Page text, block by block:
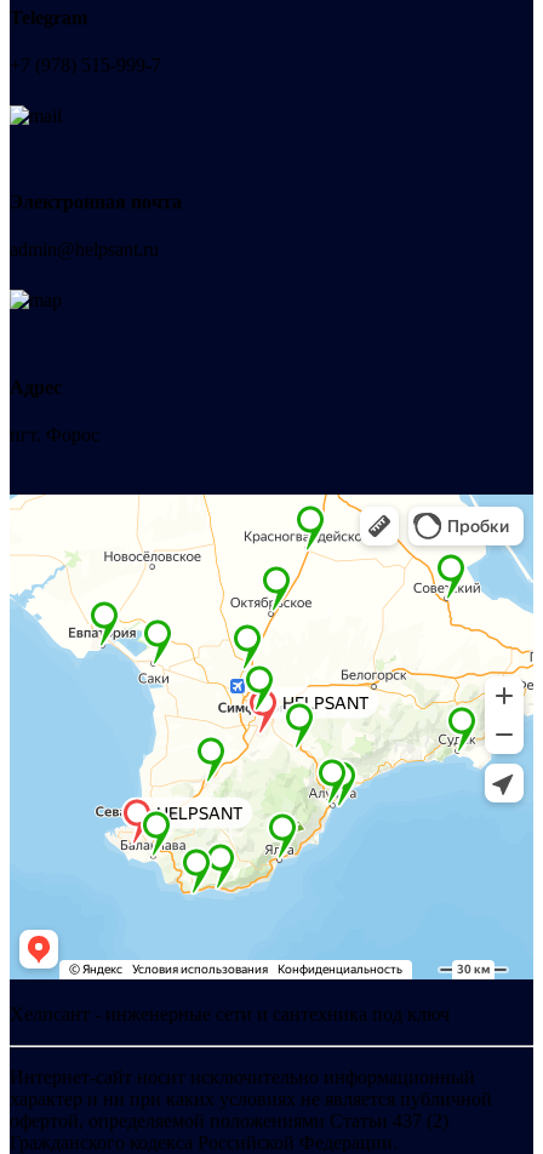
Telegram
+7 (978) 515-999-7
Электронная почта
admin@helpsant.ru
Адрес
пгт. Форос
Хелпсант - инженерные сети и сантехника под ключ
Интернет-сайт носит исключительно информационный
характер и ни при каких условиях не является публичной
офертой, определяемой положениями Статьи 437 (2)
Гражданского кодекса Российской Федерации.